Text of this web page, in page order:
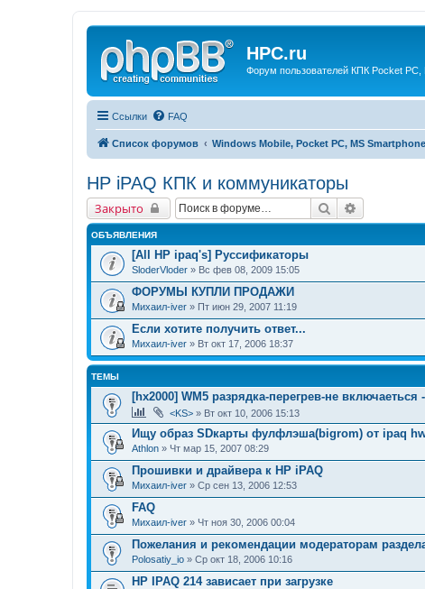
HPC.ru
Форум пользователей КПК Pocket PC,
Ссылки FAQ
Список форумов Windows Mobile, Pocket PC, MS Smartphone
HP iPAQ КПК и коммуникаторы
Закрыто Поиск
ОБЪЯВЛЕНИЯ
[All HP ipaq's] Руссификаторы
SloderVloder » Вс фев 08, 2009 15:05
ФОРУМЫ КУПЛИ ПРОДАЖИ
Михаил-iver » Пт июн 29, 2007 11:19
Если хотите получить ответ...
Михаил-iver » Вт окт 17, 2006 18:37
ТЕМЫ
[hx2000] WM5 разрядка-перегрев-не
<KS> » Вт окт 10, 2006 15:13
Ищу образ SDкарты фулфлэша(bigrom) от ipaq
Athlon » Чт мар 15, 2007 08:29
Прошивки и драйвера к НР iPAQ
Михаил-iver » Ср сен 13, 2006 12:53
FAQ
Михаил-iver » Чт ноя 30, 2006 00:04
Пожелания и рекомендации модераторам
Polosatiy_io » Ср окт 18, 2006 10:16
HP IPAQ 214 зависает при загрузке